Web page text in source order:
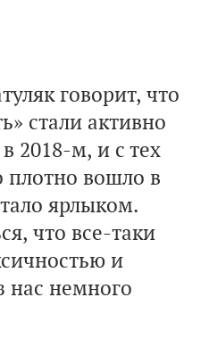
говорит, что
стали активно
2018-м, и с тех
плотно вошло в
ярлыком.
что все-таки
и
нас немного